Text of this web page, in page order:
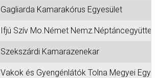
Gagliarda Kamarakórus Egyesület
Ifjú Szív Mo.Német Nemz.Néptáncegyüttes
Szekszárdi Kamarazenekar
Vakok és Gyengénlátók Tolna Megyei Egye-